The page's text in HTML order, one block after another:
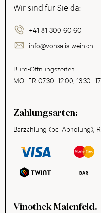
Wir sind für Sie da:
+41 81 300 60 60
info@vonsalis-wein.ch
Büro-Öffnungszeiten:
MO–FR 07.30–12.00,
Zahlungsarten:
Barzahlung (bei Abholung),
Vinothek Maienfeld.